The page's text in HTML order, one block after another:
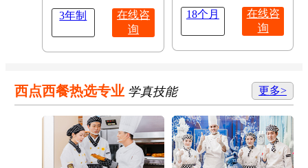
3年制
在线咨
询
18个月
在线咨
询
西点西餐热选专业 学真技能 更多>